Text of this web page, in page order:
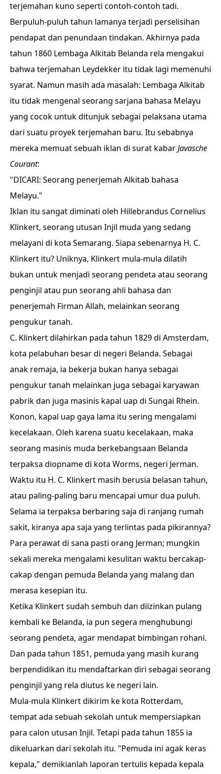
terjemahan kuno seperti contoh-contoh tadi.
Berpuluh-puluh tahun lamanya terjadi perselisihan
pendapat dan penundaan tindakan. Akhirnya pada
tahun 1860 Lembaga Alkitab Belanda rela mengakui
bahwa terjemahan Leydekker itu tidak lagi memenuhi
syarat. Namun masih ada masalah: Lembaga Alkitab
itu tidak mengenal seorang sarjana bahasa Melayu
yang cocok untuk ditunjuk sebagai pelaksana utama
dari suatu proyek terjemahan baru. Itu sebabnya
mereka memuat sebuah iklan di surat kabarJavasche
Courant:
"DICARI: Seorang penerjemah Alkitab bahasa
Melayu."
Iklan itu sangat diminati oleh Hillebrandus Cornelius
Klinkert, seorang utusan Injil muda yang sedang
melayani di kota Semarang. Siapa sebenarnya H. C.
Klinkert itu? Uniknya, Klinkert mula-mula dilatih
bukan untuk menjadi seorang pendeta atau seorang
penginjil atau pun seorang ahli bahasa dan
penerjemah Firman Allah, melainkan seorang
pengukur tanah.
C. Klinkert dilahirkan pada tahun 1829 di Amsterdam,
kota pelabuhan besar di negeri Belanda. Sebagai
anak remaja, ia bekerja bukan hanya sebagai
pengukur tanah melainkan juga sebagai karyawan
pabrik dan juga masinis kapal uap di Sungai Rhein.
Konon, kapal uap gaya lama itu sering mengalami
kecelakaan. Oleh karena suatu kecelakaan, maka
seorang masinis muda berkebangsaan Belanda
terpaksa diopname di kota Worms, negeri Jerman.
Waktu itu H. C. Klinkert masih berusia belasan tahun,
atau paling-paling baru mencapai umur dua puluh.
Selama ia terpaksa berbaring saja di ranjang rumah
sakit, kiranya apa saja yang terlintas pada pikirannya?
Para perawat di sana pasti orang Jerman; mungkin
sekali mereka mengalami kesulitan waktu bercakap-
cakap dengan pemuda Belanda yang malang dan
merasa kesepian itu.
Ketika Klinkert sudah sembuh dan diizinkan pulang
kembali ke Belanda, ia pun segera menghubungi
seorang pendeta, agar mendapat bimbingan rohani.
Dan pada tahun 1851, pemuda yang masih kurang
berpendidikan itu mendaftarkan diri sebagai seorang
penginjil yang rela diutus ke negeri lain.
Mula-mula Klinkert dikirim ke kota Rotterdam,
tempat ada sebuah sekolah untuk mempersiapkan
para calon utusan Injil. Tetapi pada tahun 1855 ia
dikeluarkan dari sekolah itu. "Pemuda ini agak keras
kepala," demikianlah laporan tertulis kepada kepala